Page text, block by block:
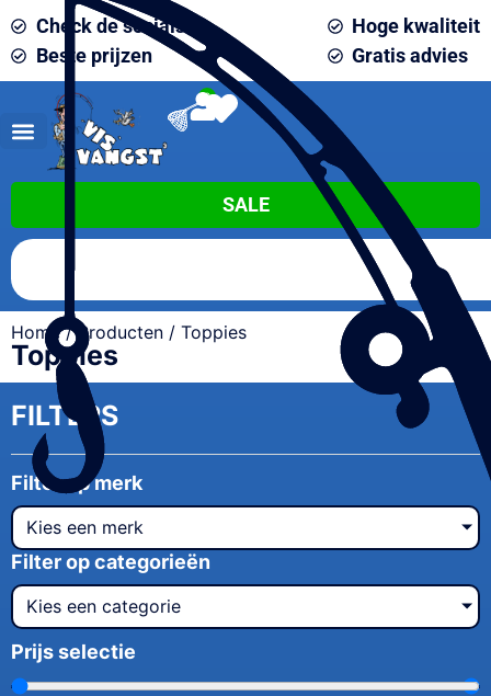
Check de socials
Beste prijzen
Hoge kwaliteit
Gratis advies
0
SALE
Home/ Producten / Toppies
Toppies
FILTERS
Filter op merk
Kies een merk
Filter op categorieën
Kies een categorie
Prijs selectie